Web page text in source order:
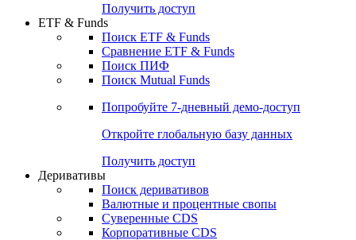
Получить доступ
ETF & Funds
Поиск ETF & Funds
Сравнение ETF & Funds
Поиск ПИФ
Поиск Mutual Funds
Попробуйте 7-дневный демо-доступ
Откройте глобальную базу данных
Получить доступ
Деривативы
Поиск деривативов
Валютные и процентные свопы
Суверенные CDS
Корпоративные CDS